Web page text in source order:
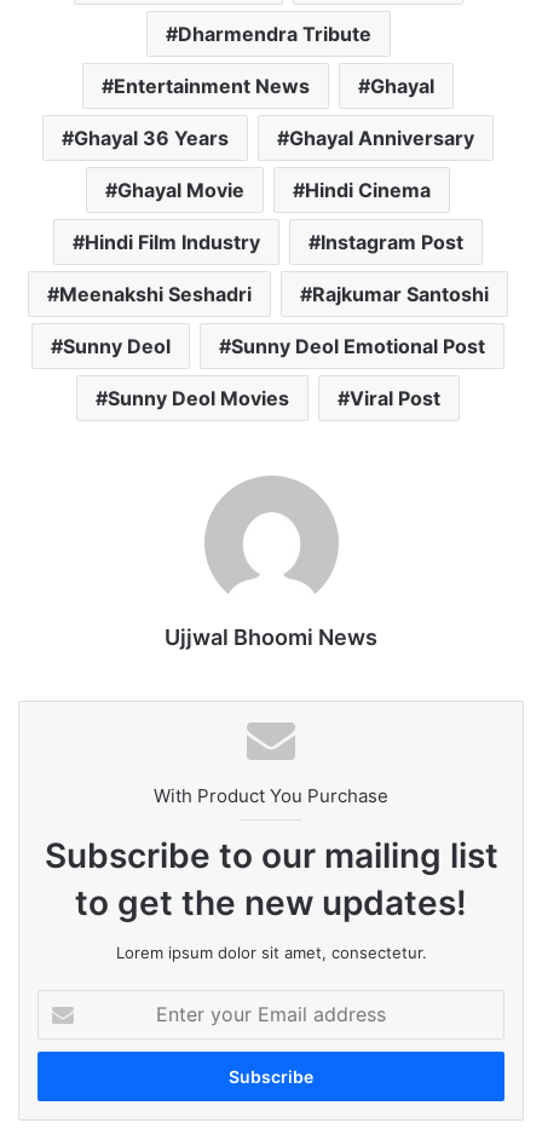
Dharmendra Tribute
Entertainment News Ghayal
Ghayal 36 Years Ghayal Anniversary
Ghayal Movie Hindi Cinema
Hindi Film Industry Instagram Post
Meenakshi Seshadri Rajkumar Santoshi
Sunny Deol Sunny Deol Emotional Post
Sunny Deol Movies Viral Post
Ujjwal Bhoomi News
With Product You Purchase
Subscribe to our mailing list
to get the new updates!
Lorem ipsum dolor sit amet, consectetur.
your
Email